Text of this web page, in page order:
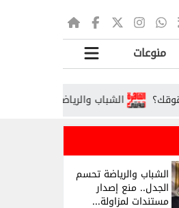
منوعات
الشباب والرياضة تحسم الجدل..
الشباب والرياضة تحسم
الجدل.. منع إصدار
مستندات لمزاولة...